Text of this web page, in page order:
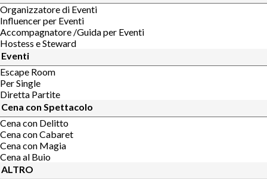
Organizzatore di Eventi
Influencer per Eventi
Accompagnatore /Guida per Eventi
Hostess e Steward
Eventi
Escape Room
Per Single
Diretta Partite
Cena con Spettacolo
Cena con Delitto
Cena con Cabaret
Cena con Magia
Cena al Buio
ALTRO